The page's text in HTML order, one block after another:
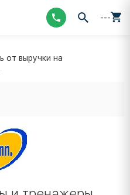
---
от выручки на